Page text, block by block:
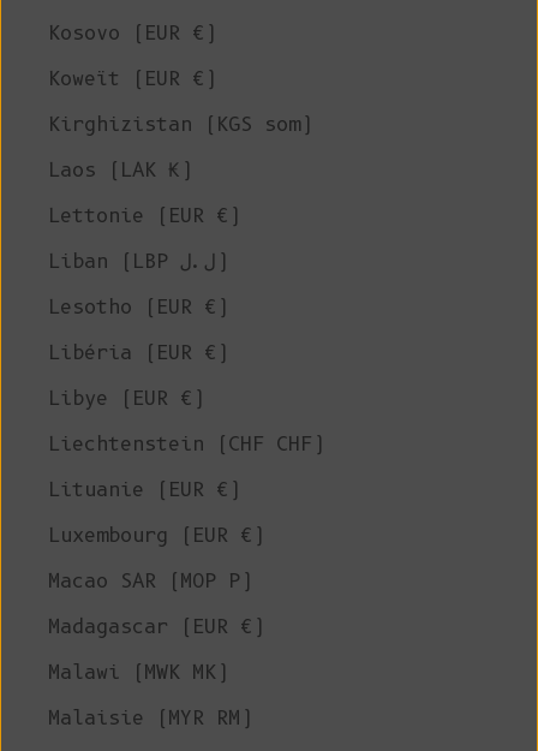
Kosovo (EUR €)
Koweït (EUR €)
Kirghizistan (KGS som)
Laos (LAK ₭)
Lettonie (EUR €)
Liban (LBP ل.ل)
Lesotho (EUR €)
Libéria (EUR €)
Libye (EUR €)
Liechtenstein (CHF CHF)
Lituanie (EUR €)
Luxembourg (EUR €)
Macao SAR (MOP P)
Madagascar (EUR €)
Malawi (MWK MK)
Malaisie (MYR RM)